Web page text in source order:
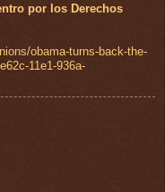
por los Derechos
obama-turns-back-the-
11e1-936a-